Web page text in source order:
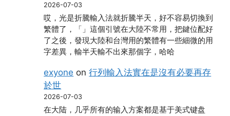
2026-07-03
哎，光是折騰輸入法就折騰半天，好不容易切換到
繁體了，「」這個引號在大陸不常用，把鍵位配好
了之後，發現大陸和台灣用的繁體有一些細微的用
字差異，輸半天輸不出來那個字，哈哈
exyone on行列輸入法實在是沒有必要再存
於世
2026-07-03
在大陆，几乎所有的输入方案都是基于美式键盘